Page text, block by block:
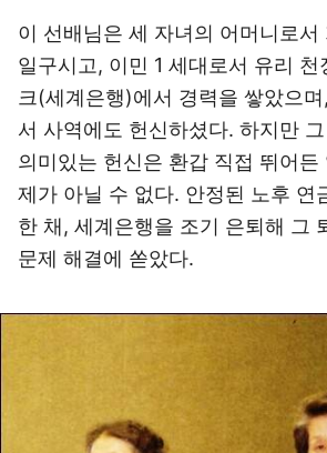
이 선배님은 세 자녀의 어머니로서
일구시고, 이민 1 세대로서 유리 천
크(세계은행)에서 경력을 쌓았으
서 사역에도 헌신하셨다. 하지만
의미있는 헌신은 환갑 직접 뛰어든
제가 아닐 수 없다. 안정된 노후 연
한 채, 세계은행을 조기 은퇴해 그
문제 해결에 쏟았다.